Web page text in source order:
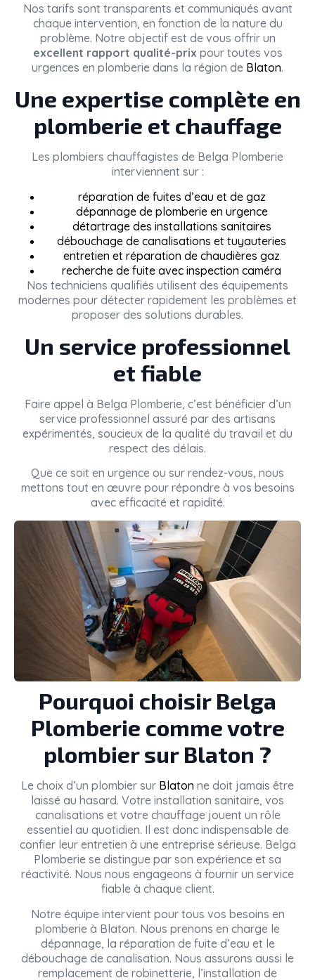
Nos tarifs sont transparents et communiqués avant
chaque intervention, en fonction de la nature du
problème. Notre objectif est de vous offrir un
excellent rapport qualité-prix pour toutes vos
urgences en plomberie dans la région de Blaton.
Une expertise complète en
plomberie et chauffage
Les plombiers chauffagistes de Belga Plomberie
interviennent sur :
réparation de fuites d’eau et de gaz
dépannage de plomberie en urgence
détartrage des installations sanitaires
débouchage de canalisations et tuyauteries
entretien et réparation de chaudières gaz
recherche de fuite avec inspection caméra
Nos techniciens qualifiés utilisent des équipements
modernes pour détecter rapidement les problèmes et
proposer des solutions durables.
Un service professionnel
et fiable
Faire appel à Belga Plomberie, c’est bénéficier d’un
service professionnel assuré par des artisans
expérimentés, soucieux de la qualité du travail et du
respect des délais.
Que ce soit en urgence ou sur rendez-vous, nous
mettons tout en œuvre pour répondre à vos besoins
avec efficacité et rapidité.
Pourquoi choisir Belga
Plomberie comme votre
plombier sur Blaton ?
Le choix d’un plombier sur Blaton ne doit jamais être
laissé au hasard. Votre installation sanitaire, vos
canalisations et votre chauffage jouent un rôle
essentiel au quotidien. Il est donc indispensable de
confier leur entretien à une entreprise sérieuse. Belga
Plomberie se distingue par son expérience et sa
réactivité. Nous nous engageons à fournir un service
fiable à chaque client.
Notre équipe intervient pour tous vos besoins en
plomberie à Blaton. Nous prenons en charge le
dépannage, la réparation de fuite d’eau et le
débouchage de canalisation. Nous assurons aussi le
remplacement de robinetterie, l’installation de